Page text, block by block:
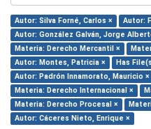
Autor: Silva Forné, Carlos ×
Autor:
Autor: González Galván, Jorge
Materia: Derecho Mercantil ×
Autor: Montes, Patricia ×
Has
Autor: Padrón Innamorato, Mauricio ×
Materia: Derecho Internacional ×
Materia: Derecho Procesal ×
Autor: Cáceres Nieto, Enrique ×